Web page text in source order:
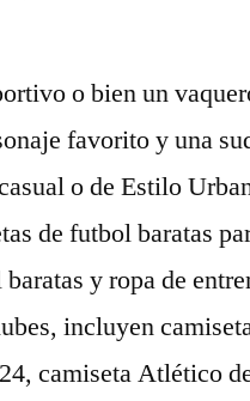
o bien un
favorito y una
o de Estilo
de futbol baratas
y ropa de
incluyen
camiseta Atlético